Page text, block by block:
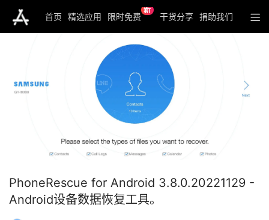
首页 精选应用 限时免费
新
干货分享 捐助我们
PhoneRescue for Android 3.8.0.20221129 -
Android设备数据恢复工具。